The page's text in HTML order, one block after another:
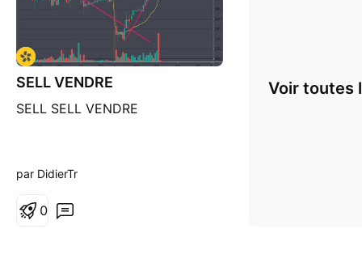
SELL VENDRE
SELL SELL VENDRE
par DidierTr
0
Voir toutes